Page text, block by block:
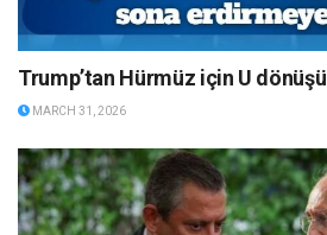
Trump’tan Hürmüz için U dönüşü
MARCH 31, 2026